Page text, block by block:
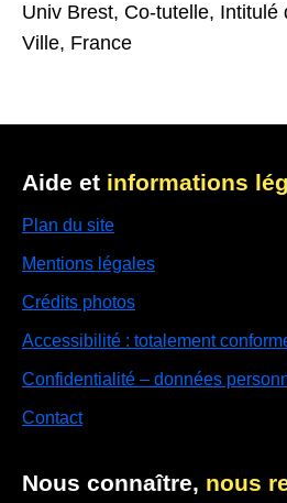
Univ Brest, Co-tutelle, Intitulé
Ville, France
Aide et informations
Plan du site
Mentions légales
Crédits photos
Accessibilité : totalement
Confidentialité – données
Contact
Nous connaître, nous